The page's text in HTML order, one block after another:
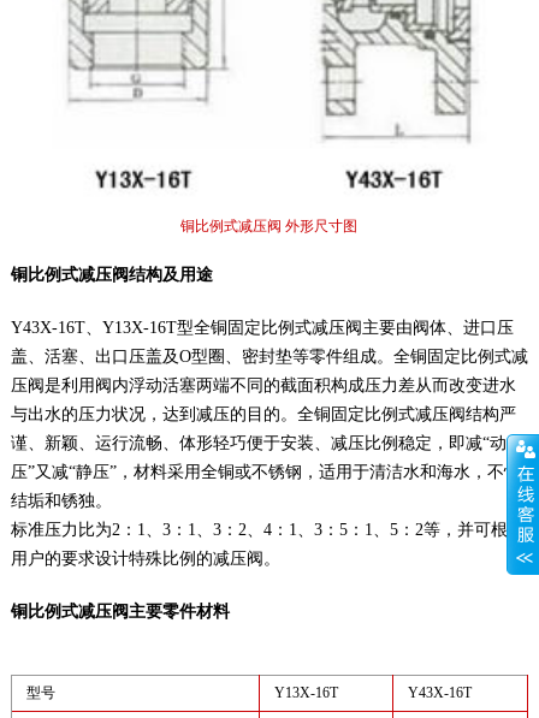
铜比例式减压阀 外形尺寸图
铜比例式减压阀结构及用途
Y43X-16T、Y13X-16T型全铜固定比例式减压阀主要由阀体、进口压
盖、活塞、出口压盖及O型圈、密封垫等零件组成。全铜固定比例式减
压阀是利用阀内浮动活塞两端不同的截面积构成压力差从而改变进水
与出水的压力状况，达到减压的目的。全铜固定比例式减压阀结构严
谨、新颖、运行流畅、体形轻巧便于安装、减压比例稳定，即减“动
压”又减“静压”，材料采用全铜或不锈钢，适用于清洁水和海水，不怕
结垢和锈独。
标准压力比为2：1、3：1、3：2、4：1、3：5：1、5：2等，并可根据
用户的要求设计特殊比例的减压阀。
铜比例式减压阀主要零件材料
型号 Y13X-16T Y43X-16T